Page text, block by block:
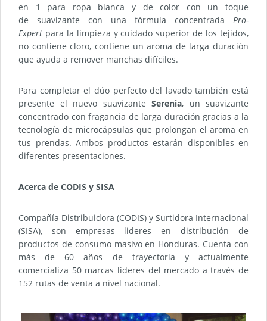
en 1 para ropa blanca y de color con un toque
de suavizante con una fórmula concentrada Pro-
Expert para la limpieza y cuidado superior de los tejidos,
no contiene cloro, contiene un aroma de larga duración
que ayuda a remover manchas difíciles.
Para completar el dúo perfecto del lavado también está
presente el nuevo suavizante Serenia, un suavizante
concentrado con fragancia de larga duración gracias a la
tecnología de microcápsulas que prolongan el aroma en
tus prendas. Ambos productos estarán disponibles en
diferentes presentaciones.
Acerca de CODIS y SISA
Compañía Distribuidora (CODIS) y Surtidora Internacional
(SISA), son empresas lideres en distribución de
productos de consumo masivo en Honduras. Cuenta con
más de 60 años de trayectoria y actualmente
comercializa 50 marcas lideres del mercado a través de
152 rutas de venta a nivel nacional.